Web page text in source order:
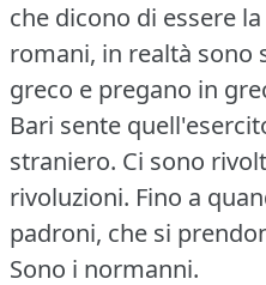
che dicono di essere
romani, in realtà sono
greco e pregano in
Bari sente
straniero. Ci sono
rivoluzioni. Fino a
padroni, che si
Sono i normanni.